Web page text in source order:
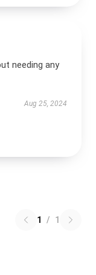
needing any
Aug 25, 2024
1 / 1